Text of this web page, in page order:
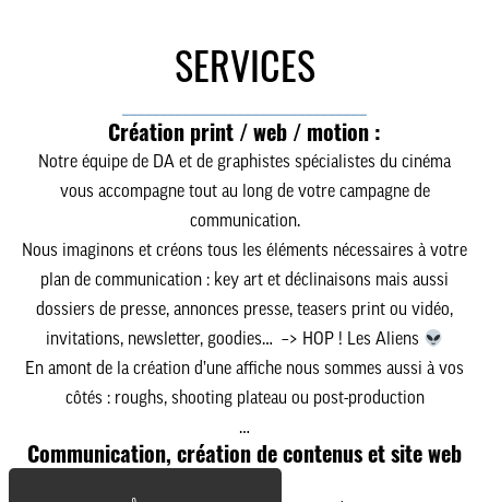
SERVICES
________________________________
Création print / web / motion :
Notre équipe de DA et de graphistes spécialistes du cinéma
vous accompagne tout au long de votre campagne de
communication.
Nous imaginons et créons tous les éléments nécessaires à votre
plan de communication : key art et déclinaisons mais aussi
dossiers de presse, annonces presse, teasers print ou vidéo,
invitations, newsletter, goodies… –> HOP ! Les Aliens
En amont de la création d’une affiche nous sommes aussi à vos
côtés : roughs, shooting plateau ou post-production
…
Communication, création de contenus et site web